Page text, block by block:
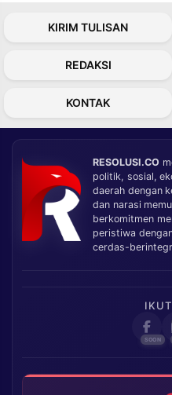
KIRIM TULISAN
REDAKSI
KONTAK
RESOLUSI.CO
politik, sosial,
daerah dengan
dan narasi
berkomitmen
peristiwa
cerdas-